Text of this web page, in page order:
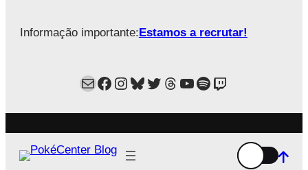
Informação importante:Estamos a recrutar!
MailFacebook
Instagram
Bluesky
Twitter
Estamos no Threads!
YouTube
Spotify
Twitch